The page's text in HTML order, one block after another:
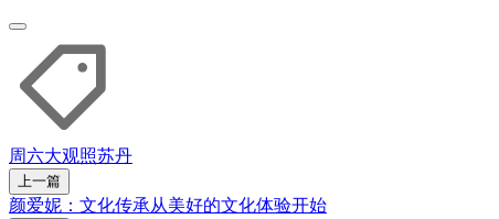
周六大观照苏丹
上一篇
颜爱妮：文化传承从美好的文化体验开始